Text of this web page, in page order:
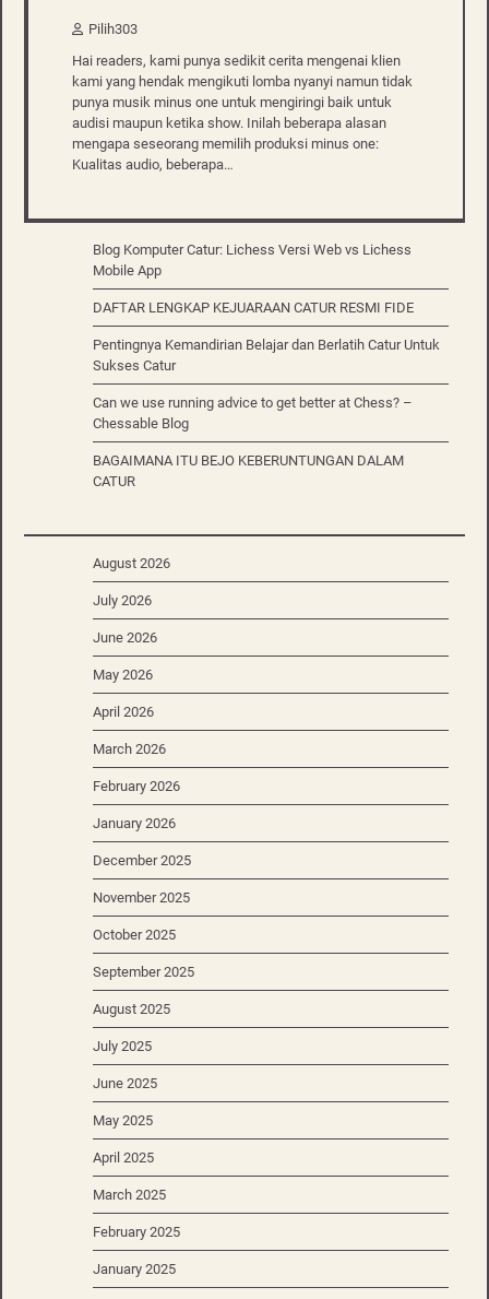
Pilih303
Hai readers, kami punya sedikit cerita mengenai klien
kami yang hendak mengikuti lomba nyanyi namun tidak
punya musik minus one untuk mengiringi baik untuk
audisi maupun ketika show. Inilah beberapa alasan
mengapa seseorang memilih produksi minus one:
Kualitas audio, beberapa…
Blog Komputer Catur: Lichess Versi Web vs Lichess
Mobile App
DAFTAR LENGKAP KEJUARAAN CATUR RESMI FIDE
Pentingnya Kemandirian Belajar dan Berlatih Catur Untuk
Sukses Catur
Can we use running advice to get better at Chess? –
Chessable Blog
BAGAIMANA ITU BEJO KEBERUNTUNGAN DALAM
CATUR
August 2026
July 2026
June 2026
May 2026
April 2026
March 2026
February 2026
January 2026
December 2025
November 2025
October 2025
September 2025
August 2025
July 2025
June 2025
May 2025
April 2025
March 2025
February 2025
January 2025